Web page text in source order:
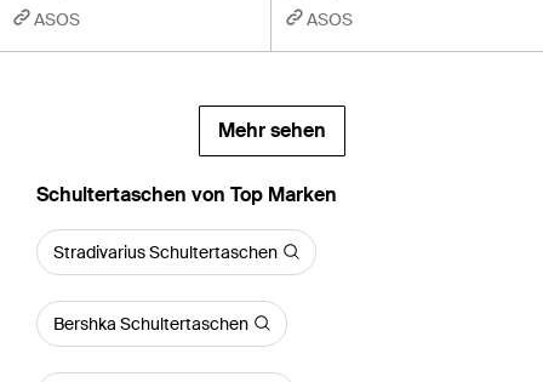
ASOS ASOS
Mehr sehen
Schultertaschen von Top Marken
Stradivarius Schultertaschen
Bershka Schultertaschen